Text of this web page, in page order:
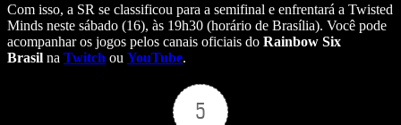
Com isso, a SR se classificou para a semifinal e enfrentará a Twisted
Minds neste sábado (16), às 19h30 (horário de Brasília). Você pode
acompanhar os jogos pelos canais oficiais do Rainbow Six
Brasil na Twitch ou YouTube.
5